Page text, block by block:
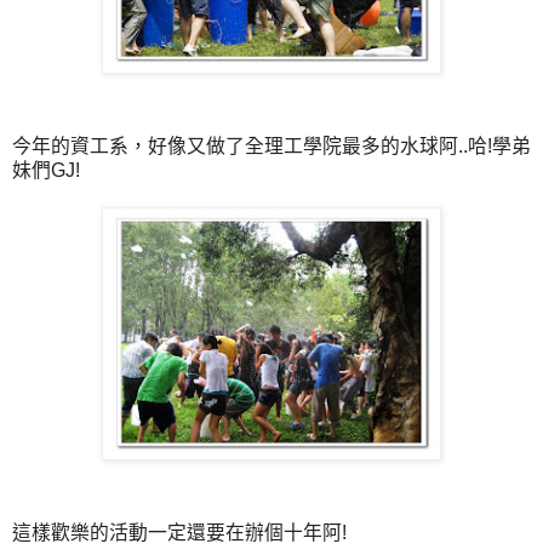
今年的資工系，好像又做了全理工學院最多的水球阿..哈!學弟
妹們GJ!
這樣歡樂的活動一定還要在辦個十年阿!